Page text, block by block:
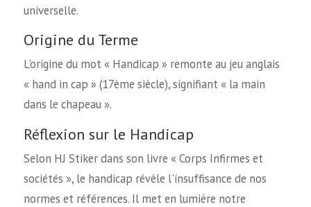
universelle.
Origine du Terme
L'origine du mot « Handicap » remonte au jeu anglais
« hand in cap » (17ème siècle), signifiant « la main
dans le chapeau ».
Réflexion sur le Handicap
Selon HJ Stiker dans son livre « Corps Infirmes et
sociétés », le handicap révèle l'insuffisance de nos
normes et références. Il met en lumière notre